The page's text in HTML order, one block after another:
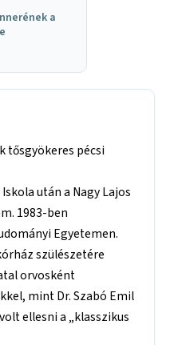
a
tősgyökeres pécsi
után a Nagy Lajos
1983-ben
Egyetemen.
szülészetére
orvosként
mint Dr. Szabó Emil
ellesni a „klasszikus